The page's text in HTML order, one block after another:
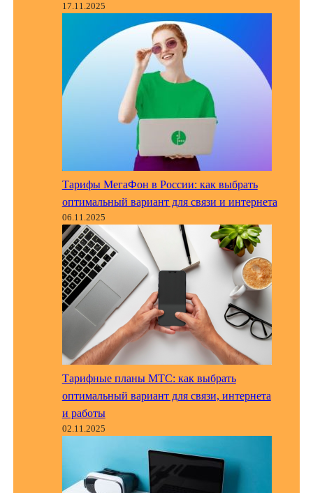
17.11.2025
Тарифы МегаФон в России: как выбрать
оптимальный вариант для связи и интернета
06.11.2025
Тарифные планы МТС: как выбрать
оптимальный вариант для связи, интернета
и работы
02.11.2025